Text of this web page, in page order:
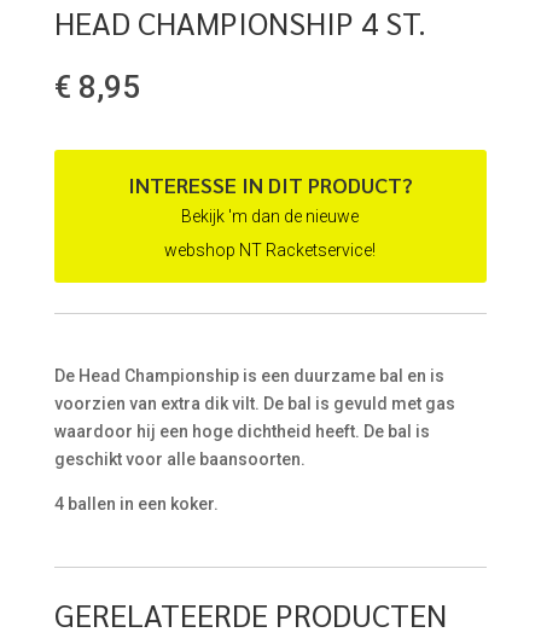
HEAD CHAMPIONSHIP 4 ST.
€ 8,95
INTERESSE IN DIT PRODUCT?
Bekijk 'm dan de nieuwe
webshop NT Racketservice!
De Head Championship is een duurzame bal en is
voorzien van extra dik vilt. De bal is gevuld met gas
waardoor hij een hoge dichtheid heeft. De bal is
geschikt voor alle baansoorten.
4 ballen in een koker.
GERELATEERDE PRODUCTEN